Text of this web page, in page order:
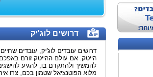
דרושים לוג'יק
דרושים עובדים לוג'יק, עובדים
הייטק. אם עולם ההייטק זורם
להמשיך ולהתקדם בו, להגיע
מלוא הפוטנציאל שטמון בכם, צרו